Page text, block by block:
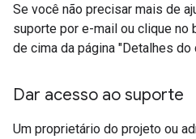
Se você não precisar mais de
suporte por e-mail ou clique no
de cima da página "Detalhes do
Dar acesso ao suporte
Um proprietário do projeto ou